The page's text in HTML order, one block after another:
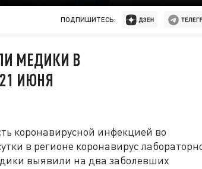
ПОДПИШИТЕСЬ:
МЕДИКИ В
ИЮНЯ
коронавирусной инфекцией во
в регионе коронавирус
выявили на два заболевших